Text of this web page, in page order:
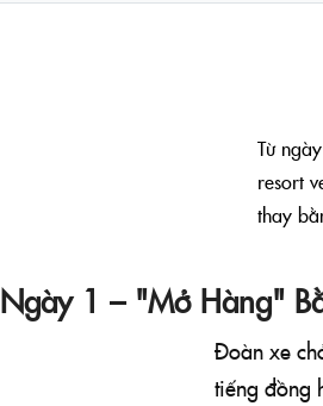
Từ
resort
thay
Ngày 1 – "Mở Hàng"
Đoàn xe
tiếng đồng